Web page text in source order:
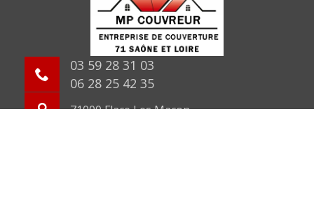
03 59 28 31 03
06 28 25 42 35
71000 Flace Les Macon